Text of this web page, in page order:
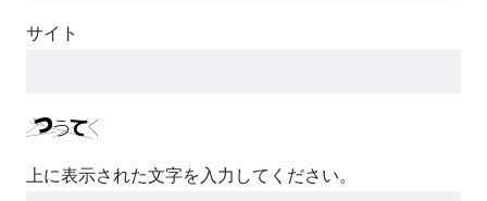
サイト
上に表示された文字を入力してください。